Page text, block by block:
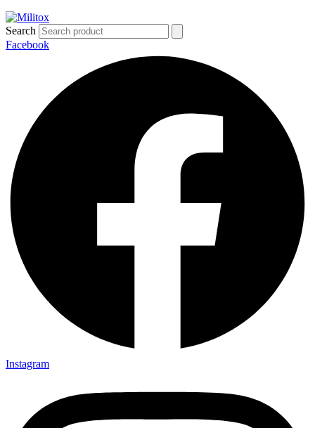
Search
Facebook
Instagram